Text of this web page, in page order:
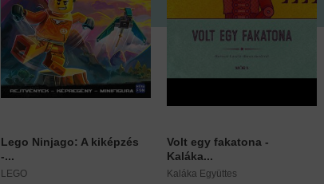
Lego Ninjago: A kiképzés
-...
LEGO
Volt egy fakatona -
Kaláka...
Kaláka Együttes